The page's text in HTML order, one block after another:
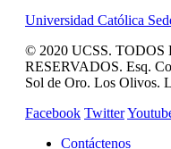
Universidad Católica
© 2020 UCSS. TODOS
RESERVADOS. Esq.
Sol de Oro. Los Olivos.
Facebook Twitter
Contáctenos